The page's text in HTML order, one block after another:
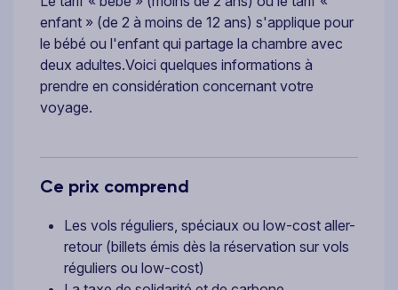
enfant » (de 2 à moins de 12 ans) s'applique pour
le bébé ou l'enfant qui partage la chambre avec
deux adultes.Voici quelques informations à
prendre en considération concernant votre
voyage.
Ce prix comprend
Les vols réguliers, spéciaux ou low-cost aller-
retour (billets émis dès la réservation sur vols
réguliers ou low-cost)